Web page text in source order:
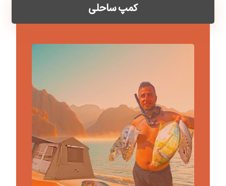
کمپ ساحلی